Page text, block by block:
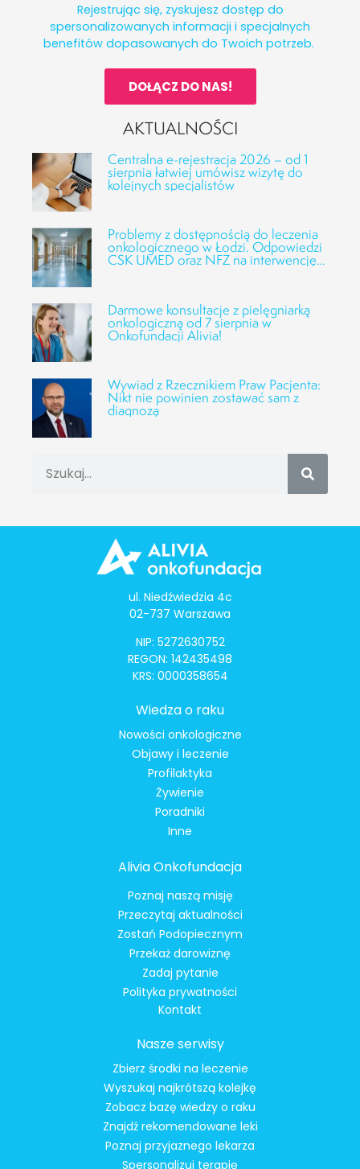
Rejestrując się, zyskujesz dostęp do
spersonalizowanych informacji i specjalnych
benefitów dopasowanych do Twoich potrzeb.
DOŁĄCZ DO NAS!
AKTUALNOŚCI
Centralna e-rejestracja 2026 – od 1
sierpnia łatwiej umówisz wizytę do
kolejnych specjalistów
Problemy z dostępnością do leczenia
onkologicznego w Łodzi. Odpowiedzi
CSK UMED oraz NFZ na interwencję
Darmowe konsultacje z pielęgniarką
onkologiczną od 7 sierpnia w
Onkofundacji Alivia!
Wywiad z Rzecznikiem Praw Pacjenta:
Nikt nie powinien zostawać sam z
diagnozą
ul. Niedźwiedzia 4c
02-737 Warszawa
NIP: 5272630752
REGON: 142435498
KRS: 0000358654
Wiedza o raku
Nowości onkologiczne
Objawy i leczenie
Profilaktyka
Żywienie
Poradniki
Inne
Alivia Onkofundacja
Poznaj naszą misję
Przeczytaj aktualności
Zostań Podopiecznym
Przekaż darowiznę
Zadaj pytanie
Polityka prywatności
Kontakt
Nasze serwisy
Zbierz środki na leczenie
Wyszukaj najkrótszą kolejkę
Zobacz bazę wiedzy o raku
Znajdź rekomendowane leki
Poznaj przyjaznego lekarza
Spersonalizuj terapię